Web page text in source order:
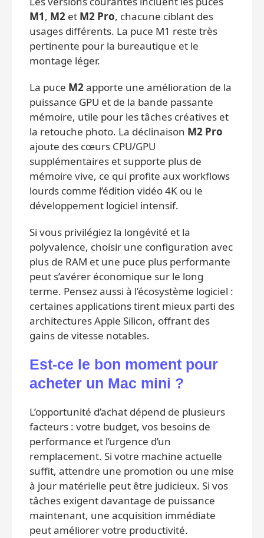
M1, M2 et M2 Pro, chacune ciblant des
usages différents. La puce M1 reste très
pertinente pour la bureautique et le
montage léger.
La puce M2apporte une amélioration de la
puissance GPU et de la bande passante
mémoire, utile pour les tâches créatives et
la retouche photo. La déclinaison M2 Pro
ajoute des cœurs CPU/GPU
supplémentaires et supporte plus de
mémoire vive, ce qui profite aux workflows
lourds comme l’édition vidéo 4K ou le
développement logiciel intensif.
Si vous privilégiez la longévité et la
polyvalence, choisir une configuration avec
plus de RAM et une puce plus performante
peut s’avérer économique sur le long
terme. Pensez aussi à l’écosystème logiciel :
certaines applications tirent mieux parti des
architectures Apple Silicon, offrant des
gains de vitesse notables.
Est-ce le bon moment pour
acheter un Mac mini ?
L’opportunité d’achat dépend de plusieurs
facteurs : votre budget, vos besoins de
performance et l’urgence d’un
remplacement. Si votre machine actuelle
suffit, attendre une promotion ou une mise
à jour matérielle peut être judicieux. Si vos
tâches exigent davantage de puissance
maintenant, une acquisition immédiate
peut améliorer votre productivité.